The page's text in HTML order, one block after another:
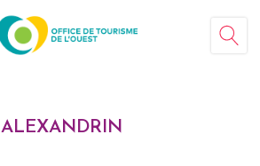
ALEXANDRIN